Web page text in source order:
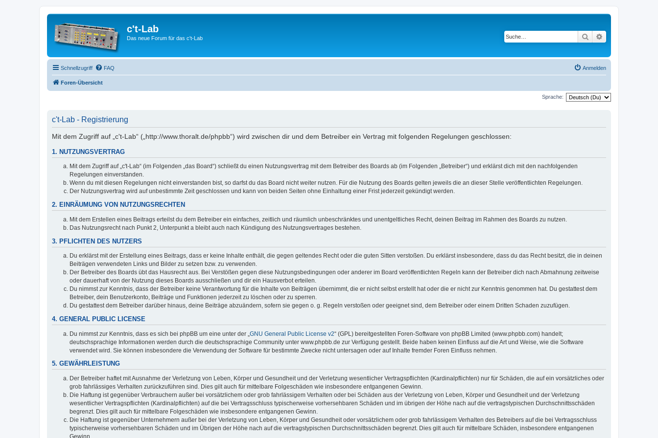
c't-Lab
Das neue Forum für das c't-Lab Suche
Schnellzugriff FAQ Anmelden
Foren-Übersicht
Sprache:
c't-Lab - Registrierung
Mit dem Zugriff auf „c't-Lab“ („http://www.thoralt.de/phpbb“) wird zwischen dir und dem Betreiber ein Vertrag mit folgenden Regelungen geschlossen:
1. NUTZUNGSVERTRAG
Mit dem Zugriff auf „c't-Lab“ (im Folgenden „das Board“) schließt du einen Nutzungsvertrag mit dem Betreiber des Boards ab (im Folgenden „Betreiber“) und erklärst dich mit den nachfolgenden
Regelungen einverstanden.
Wenn du mit diesen Regelungen nicht einverstanden bist, so darfst du das Board nicht weiter nutzen. Für die Nutzung des Boards gelten jeweils die an dieser Stelle veröffentlichten Regelungen.
Der Nutzungsvertrag wird auf unbestimmte Zeit geschlossen und kann von beiden Seiten ohne Einhaltung einer Frist jederzeit gekündigt werden.
2. EINRÄUMUNG VON NUTZUNGSRECHTEN
Mit dem Erstellen eines Beitrags erteilst du dem Betreiber ein einfaches, zeitlich und räumlich unbeschränktes und unentgeltliches Recht, deinen Beitrag im Rahmen des Boards zu nutzen.
Das Nutzungsrecht nach Punkt 2, Unterpunkt a bleibt auch nach Kündigung des Nutzungsvertrages bestehen.
3. PFLICHTEN DES NUTZERS
Du erklärst mit der Erstellung eines Beitrags, dass er keine Inhalte enthält, die gegen geltendes Recht oder die guten Sitten verstoßen. Du erklärst insbesondere, dass du das Recht besitzt, die in deinen
Beiträgen verwendeten Links und Bilder zu setzen bzw. zu verwenden.
Der Betreiber des Boards übt das Hausrecht aus. Bei Verstößen gegen diese Nutzungsbedingungen oder anderer im Board veröffentlichten Regeln kann der Betreiber dich nach Abmahnung zeitweise
oder dauerhaft von der Nutzung dieses Boards ausschließen und dir ein Hausverbot erteilen.
Du nimmst zur Kenntnis, dass der Betreiber keine Verantwortung für die Inhalte von Beiträgen übernimmt, die er nicht selbst erstellt hat oder die er nicht zur Kenntnis genommen hat. Du gestattest dem
Betreiber, dein Benutzerkonto, Beiträge und Funktionen jederzeit zu löschen oder zu sperren.
Du gestattest dem Betreiber darüber hinaus, deine Beiträge abzuändern, sofern sie gegen o. g. Regeln verstoßen oder geeignet sind, dem Betreiber oder einem Dritten Schaden zuzufügen.
4. GENERAL PUBLIC LICENSE
Du nimmst zur Kenntnis, dass es sich bei phpBB um eine unter der „ GNU General Public License v2“ (GPL) bereitgestellten Foren-Software von phpBB Limited (www.phpbb.com) handelt;
deutschsprachige Informationen werden durch die deutschsprachige Community unter www.phpbb.de zur Verfügung gestellt. Beide haben keinen Einfluss auf die Art und Weise, wie die Software
verwendet wird. Sie können insbesondere die Verwendung der Software für bestimmte Zwecke nicht untersagen oder auf Inhalte fremder Foren Einfluss nehmen.
5. GEWÄHRLEISTUNG
Der Betreiber haftet mit Ausnahme der Verletzung von Leben, Körper und Gesundheit und der Verletzung wesentlicher Vertragspflichten (Kardinalpflichten) nur für Schäden, die auf ein vorsätzliches oder
grob fahrlässiges Verhalten zurückzuführen sind. Dies gilt auch für mittelbare Folgeschäden wie insbesondere entgangenen Gewinn.
Die Haftung ist gegenüber Verbrauchern außer bei vorsätzlichem oder grob fahrlässigem Verhalten oder bei Schäden aus der Verletzung von Leben, Körper und Gesundheit und der Verletzung
wesentlicher Vertragspflichten (Kardinalpflichten) auf die bei Vertragsschluss typischerweise vorhersehbaren Schäden und im übrigen der Höhe nach auf die vertragstypischen Durchschnittsschäden
begrenzt. Dies gilt auch für mittelbare Folgeschäden wie insbesondere entgangenen Gewinn.
Die Haftung ist gegenüber Unternehmern außer bei der Verletzung von Leben, Körper und Gesundheit oder vorsätzlichem oder grob fahrlässigem Verhalten des Betreibers auf die bei Vertragsschluss
typischerweise vorhersehbaren Schäden und im Übrigen der Höhe nach auf die vertragstypischen Durchschnittsschäden begrenzt. Dies gilt auch für mittelbare Schäden, insbesondere entgangenen
Gewinn.